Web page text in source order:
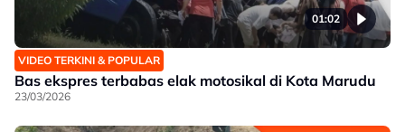
01:02
VIDEO TERKINI & POPULAR
Bas ekspres terbabas elak motosikal di Kota Marudu
23/03/2026